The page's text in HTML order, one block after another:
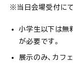
※当日会場受付に
小学生以下は無
が必要です。
展示のみ、カフ